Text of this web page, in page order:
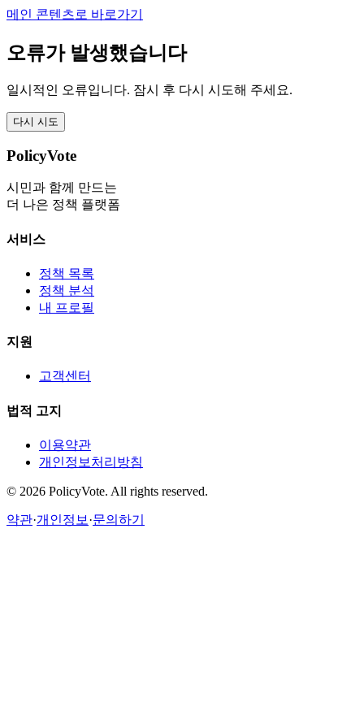
메인 콘텐츠로 바로가기
오류가 발생했습니다
일시적인 오류입니다. 잠시 후 다시 시도해 주세요.
다시 시도
PolicyVote
시민과 함께 만드는
더 나은 정책 플랫폼
서비스
정책 목록
정책 분석
내 프로필
지원
고객센터
법적 고지
이용약관
개인정보처리방침
© 2026 PolicyVote. All rights reserved.
약관·개인정보 ·문의하기